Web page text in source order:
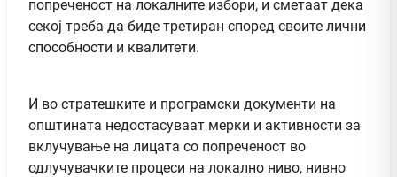
попреченост на локалните избори, и сметаат дека
секој треба да биде третиран според своите лични
способности и квалитети.
И во стратешките и програмски документи на
општината недостасуваат мерки и активности за
вклучување на лицата со попреченост во
одлучувачките процеси на локално ниво, нивно